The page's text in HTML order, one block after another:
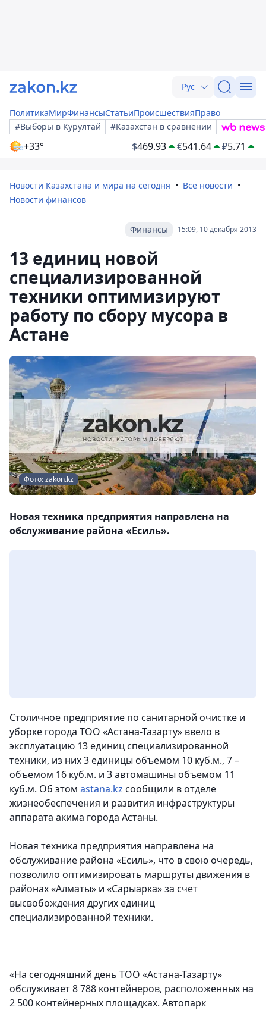
Рус
ПолитикаМирФинансыСтатьиПроисшествияПраво
#Выборы в Курултай
#Казахстан в сравнении
+33° $469.93 €541.64 ₽5.71
Новости Казахстана и мира на сегодня
Все новости
Новости финансов
15:09, 10 декабря 2013
Финансы
13 единиц новой
специализированной
техники оптимизируют
работу по сбору мусора в
Астане
Фото: zakon.kz
Новая техника предприятия направлена на
обслуживание района «Есиль».
Столичное предприятие по санитарной очистке и
уборке города ТОО «Астана-Тазарту» ввело в
эксплуатацию 13 единиц специализированной
техники, из них 3 единицы объемом 10 куб.м., 7 –
объемом 16 куб.м. и 3 автомашины объемом 11
куб.м. Об этом astana.kz сообщили в отделе
жизнеобеспечения и развития инфраструктуры
аппарата акима города Астаны.
Новая техника предприятия направлена на
обслуживание района «Есиль», что в свою очередь,
позволило оптимизировать маршруты движения в
районах «Алматы» и «Сарыарка» за счет
высвобождения других единиц
специализированной техники.
«На сегодняшний день ТОО «Астана-Тазарту»
обслуживает 8 788 контейнеров, расположенных на
2 500 контейнерных площадках. Автопарк